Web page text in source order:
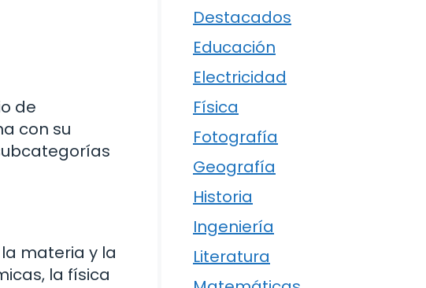
de
con su
materia y la
la física
Destacados
Educación
Electricidad
Física
Fotografía
Geografía
Historia
Ingeniería
Literatura